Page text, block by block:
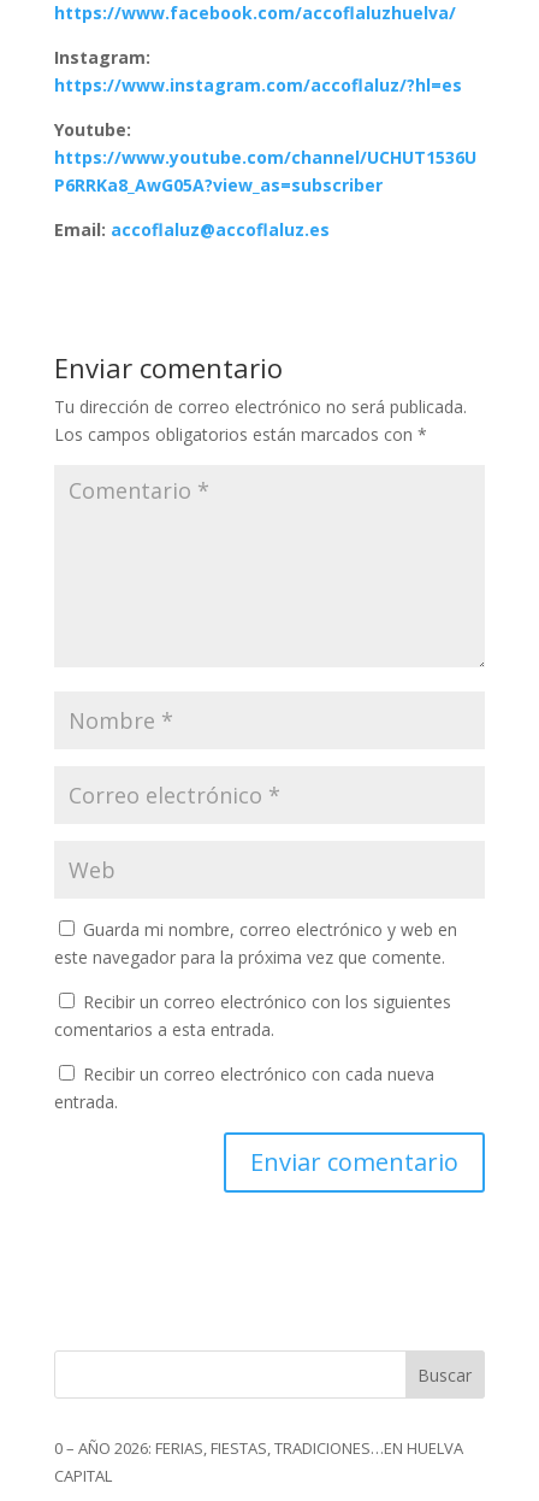
https://www.facebook.com/accoflaluzhuelva/
Instagram:
https://www.instagram.com/accoflaluz/?hl=es
Youtube:
https://www.youtube.com/channel/UCHUT1536U
P6RRKa8_AwG05A?view_as=subscriber
Email: accoflaluz@accoflaluz.es
Enviar comentario
Tu dirección de correo electrónico no será publicada.
Los campos obligatorios están marcados con *
Guarda mi nombre, correo electrónico y web en
este navegador para la próxima vez que comente.
Recibir un correo electrónico con los siguientes
comentarios a esta entrada.
Recibir un correo electrónico con cada nueva
entrada.
Buscar
0 – AÑO 2026: FERIAS, FIESTAS, TRADICIONES…EN HUELVA
CAPITAL